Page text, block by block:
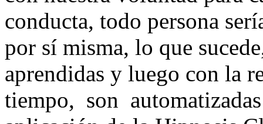
conducta, todo persona
por sí misma, lo que
aprendidas y luego con la
tiempo, son